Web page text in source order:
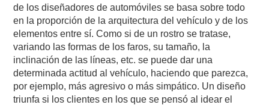
de los diseñadores de automóviles se basa sobre todo
en la proporción de la arquitectura del vehículo y de los
elementos entre sí. Como si de un rostro se tratase,
variando las formas de los faros, su tamaño, la
inclinación de las líneas, etc. se puede dar una
determinada actitud al vehículo, haciendo que parezca,
por ejemplo, más agresivo o más simpático. Un diseño
triunfa si los clientes en los que se pensó al idear el